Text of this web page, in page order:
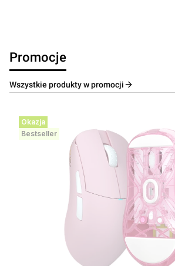
Promocje
Wszystkie produkty w promocji
Okazja
Bestseller